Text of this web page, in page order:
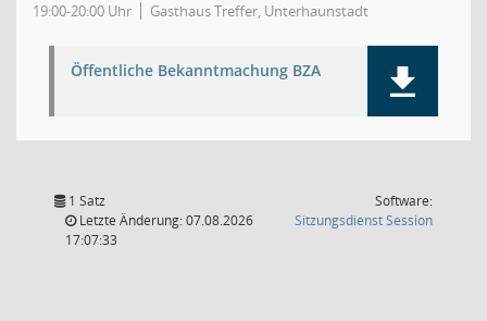
19:00-20:00 Uhr Gasthaus Treffer, Unterhaunstadt
Öffentliche Bekanntmachung BZA
1 Satz
Letzte Änderung: 07.08.2026
17:07:33
Software:
SitzungsdienstSession(Wird in